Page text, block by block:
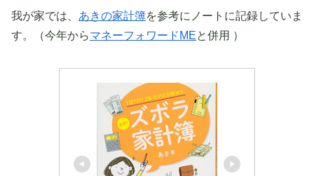
我が家では、 あきの家計簿を参考にノートに記録していま
す。（今年からマネーフォワードMEと併用 ）